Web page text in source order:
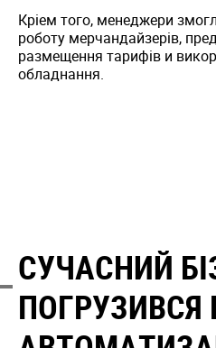
Кріем того, менеджери
роботу мерчандайзерів,
размещення тарифів и
обладнання.
СУЧАСНИЙ
ПОГРУЗИВСЯ